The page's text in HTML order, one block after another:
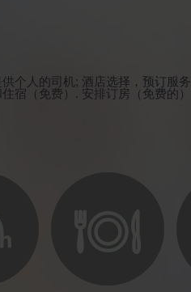
供个人的司机; 酒店选择，预订服务
住宿（免费）. 安排订房（免费的）